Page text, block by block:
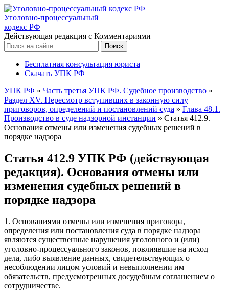
Уголовно-процессуальный
кодекс РФ
Действующая редакция с Комментариями
Бесплатная консультация юриста
Скачать УПК РФ
УПК РФ » Часть третья УПК РФ. Судебное производство »
Раздел XV. Пересмотр вступивших в законную силу
приговоров, определений и постановлений суда » Глава 48.1.
Производство в суде надзорной инстанции » Статья 412.9.
Основания отмены или изменения судебных решений в
порядке надзора
Статья 412.9 УПК РФ (действующая
редакция). Основания отмены или
изменения судебных решений в
порядке надзора
1. Основаниями отмены или изменения приговора,
определения или постановления суда в порядке надзора
являются существенные нарушения уголовного и (или)
уголовно-процессуального законов, повлиявшие на исход
дела, либо выявление данных, свидетельствующих о
несоблюдении лицом условий и невыполнении им
обязательств, предусмотренных досудебным соглашением о
сотрудничестве.